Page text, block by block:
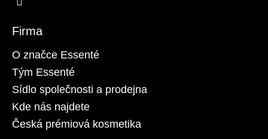
Firma
O značce Essenté
Tým Essenté
Sídlo společnosti a prodejna
Kde nás najdete
Česká prémiová kosmetika